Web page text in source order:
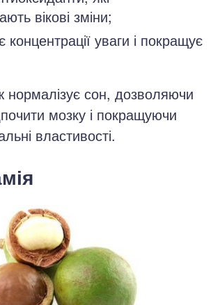
вікові зміни;
уваги і покращує
нормалізує сон, дозволяючи
мозку і покращуючи
властивості.